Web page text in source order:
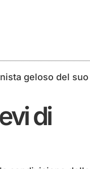
geloso del suo
di